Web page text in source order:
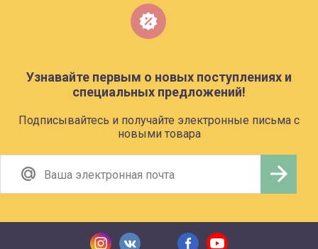
Узнавайте первым о новых поступлениях и
специальных предложений!
Подписывайтесь и получайте электронные письма с
новыми товара